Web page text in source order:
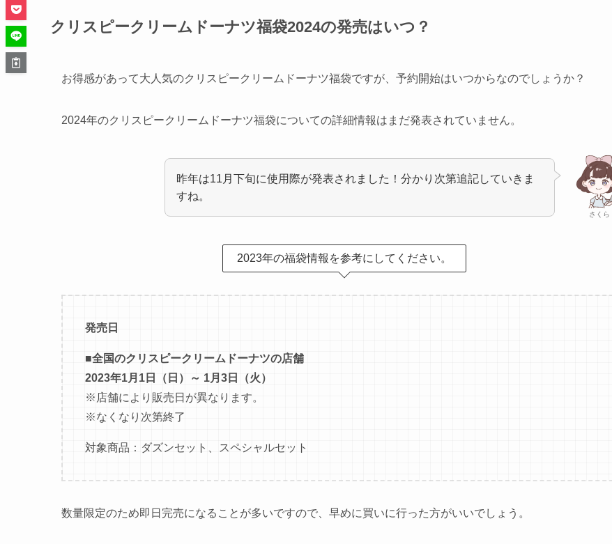
クリスピークリームドーナツ福袋2024の発売はいつ？
お得感があって大人気のクリスピークリームドーナツ福袋ですが、予約開始はいつからなのでしょうか？
2024年のクリスピークリームドーナツ福袋についての詳細情報はまだ発表されていません。
さくら
昨年は11月下旬に使用際が発表されました！分かり次第追記していきま
すね。
2023年の福袋情報を参考にしてください。
発売日
■全国のクリスピークリームドーナツの店舗
2023年1月1日（日）～ 1月3日（火）
※店舗により販売日が異なります。
※なくなり次第終了
対象商品：ダズンセット、スペシャルセット
数量限定のため即日完売になることが多いですので、早めに買いに行った方がいいでしょう。